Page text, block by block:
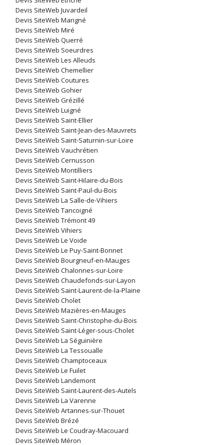
Devis SiteWeb Juvardeil
Devis SiteWeb Marigné
Devis SiteWeb Miré
Devis SiteWeb Querré
Devis SiteWeb Soeurdres
Devis SiteWeb Les Alleuds
Devis SiteWeb Chemellier
Devis SiteWeb Coutures
Devis SiteWeb Gohier
Devis SiteWeb Grézillé
Devis SiteWeb Luigné
Devis SiteWeb Saint-Ellier
Devis SiteWeb Saint-Jean-des-Mauvrets
Devis SiteWeb Saint-Saturnin-sur-Loire
Devis SiteWeb Vauchrétien
Devis SiteWeb Cernusson
Devis SiteWeb Montilliers
Devis SiteWeb Saint-Hilaire-du-Bois
Devis SiteWeb Saint-Paul-du-Bois
Devis SiteWeb La Salle-de-Vihiers
Devis SiteWeb Tancoigné
Devis SiteWeb Trémont 49
Devis SiteWeb Vihiers
Devis SiteWeb Le Voide
Devis SiteWeb Le Puy-Saint-Bonnet
Devis SiteWeb Bourgneuf-en-Mauges
Devis SiteWeb Chalonnes-sur-Loire
Devis SiteWeb Chaudefonds-sur-Layon
Devis SiteWeb Saint-Laurent-de-la-Plaine
Devis SiteWeb Cholet
Devis SiteWeb Mazières-en-Mauges
Devis SiteWeb Saint-Christophe-du-Bois
Devis SiteWeb Saint-Léger-sous-Cholet
Devis SiteWeb La Séguinière
Devis SiteWeb La Tessoualle
Devis SiteWeb Champtoceaux
Devis SiteWeb Le Fuilet
Devis SiteWeb Landemont
Devis SiteWeb Saint-Laurent-des-Autels
Devis SiteWeb La Varenne
Devis SiteWeb Artannes-sur-Thouet
Devis SiteWeb Brézé
Devis SiteWeb Le Coudray-Macouard
Devis SiteWeb Méron